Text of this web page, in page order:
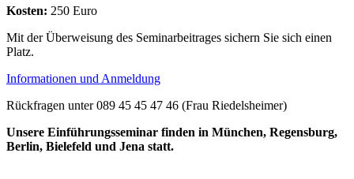
Kosten: 250 Euro
Mit der Überweisung des Seminarbeitrages sichern Sie sich einen
Platz.
Informationen und Anmeldung
Rückfragen unter 089 45 45 47 46 (Frau Riedelsheimer)
Unsere Einführungsseminar finden in München, Regensburg,
Berlin, Bielefeld und Jena statt.